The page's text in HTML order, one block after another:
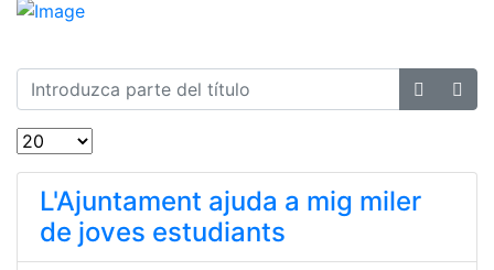
L'Ajuntament ajuda a mig miler
de joves estudiants